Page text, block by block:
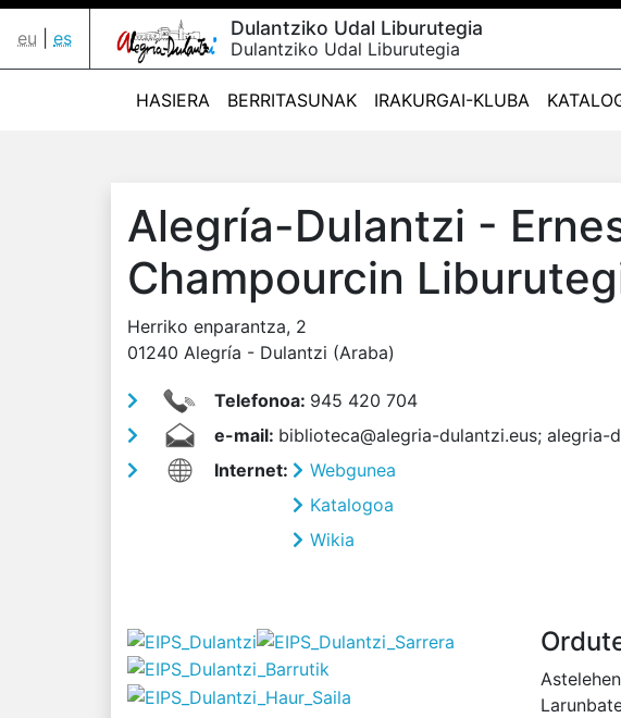
eu es Dulantziko Udal Liburutegia
Dulantziko Udal Liburutegia
HASIERA BERRITASUNAK IRAKURGAI-KLUBA
Alegría-Dulantzi -
Champourcin
Herriko enparantza, 2
01240 Alegría - Dulantzi (Araba)
Telefonoa: 945 420 704
e-mail: biblioteca@alegria-dulantzi.eus; alegria-
Internet:
Webgunea
Katalogoa
Wikia